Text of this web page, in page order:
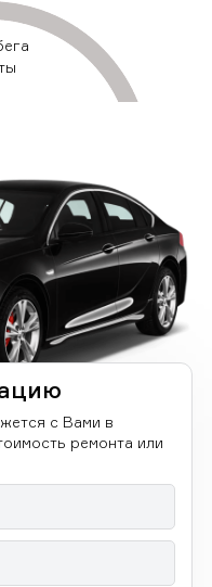
с Вами в
ремонта или